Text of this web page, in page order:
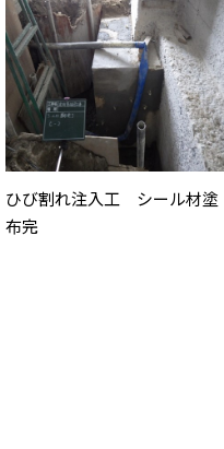
ひび割れ注入工 シール材塗
布完